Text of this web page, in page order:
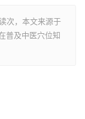
次，本文来源于
普及中医穴位知